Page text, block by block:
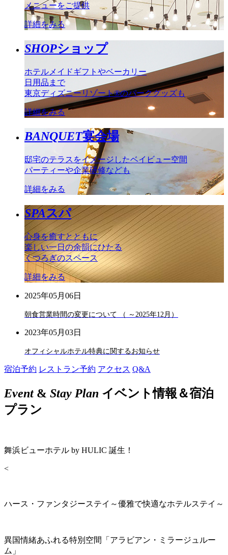
メニューをご提供
詳細をみる
SHOPショップ
ホテルメイドギフトやベーカリー
日用品まで
東京ディズニーリゾート®のパークグッズも
詳細をみる
BANQUET宴会場
邸宅のテラスをイメージしたベイビュー空間
パーティーや企業研修なども
詳細をみる
SPAスパ
心身を癒すとともに
楽しい一日の余韻にひたる
くつろぎのスペース
詳細をみる
2025年05月06日
朝食営業時間の変更について （ ～2025年12月）
2023年05月03日
オフィシャルホテル特典に関するお知らせ
宿泊予約 レストラン予約 アクセス Q&A
Event& Stay Plan イベント情報＆宿泊
プラン
舞浜ビューホテル by HULIC 誕生！
<
ハース・ファンタジーステイ～優雅で快適なホテルステイ～
異国情緒あふれる特別空間「アラビアン・ミラージュルー
ム」